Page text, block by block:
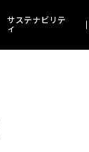
サステナビリテ
ィ